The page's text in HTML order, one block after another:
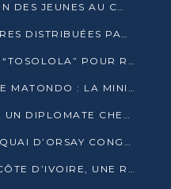
SEOPC 2026 : L’ORIENTATION DES JEUNES AU CŒUR DE LA DEUXIÈME ÉDITION
PLUS DE 1 500 MOUSTIQUAIRES DISTRIBUÉES PAR AGL ET CONGO TERMINAL DANS LA LUTTE CONTRE LE PALUDISME
NINON GOUAMBA RELANCE “TOSOLOLA” POUR RENFORCER LE DIALOGUE AVEC LES CITOYENS
RECONDUCTION DE ROSALIE MATONDO : LA MINISTRE PROMET D’ACCÉLÉRER LE TRAITEMENT DES DOSSIERS ET DE RELEVER DE NOUVEAUX DÉFIS
CONSTANT SERGE BOUNDA, UN DIPLOMATE CHEVRONNÉ AUX COMMANDES DES AFFAIRES ÉTRANGÈRES
PASSATION DE SERVICE AU QUAI D’ORSAY CONGOLAIS : GAKOSSO PASSE LE FLAMBEAU À BOUNDA
PAPA WEMBA HONORÉ EN CÔTE D’IVOIRE, UNE RUE PORTE DÉSORMAIS SON NOM